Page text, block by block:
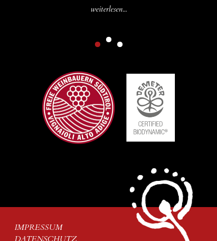
weiterlesen...
In unserem Keller gibt es Zuwachs: Neben unseren…
weiterlesen...
IMPRESSUM